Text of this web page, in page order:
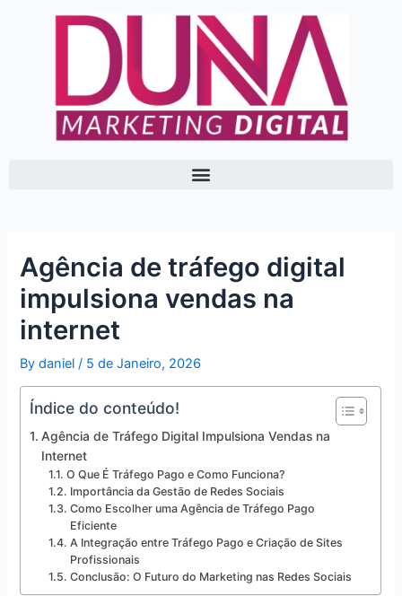
Agência de tráfego digital
impulsiona vendas na
internet
Bydaniel / 5 de Janeiro, 2026
Índice do conteúdo!
Agência de Tráfego Digital Impulsiona Vendas na
Internet
O Que É Tráfego Pago e Como Funciona?
Importância da Gestão de Redes Sociais
Como Escolher uma Agência de Tráfego Pago
Eficiente
A Integração entre Tráfego Pago e Criação de Sites
Profissionais
Conclusão: O Futuro do Marketing nas Redes Sociais
navigation